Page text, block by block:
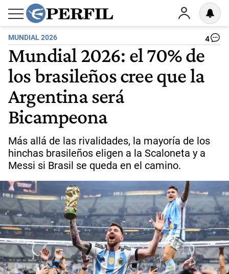
MUNDIAL 2026 4
Mundial 2026: el 70% de
los brasileños cree que la
Argentina será
Bicampeona
Más allá de las rivalidades, la mayoría de los
hinchas brasileños eligen a la Scaloneta y a
Messi si Brasil se queda en el camino.